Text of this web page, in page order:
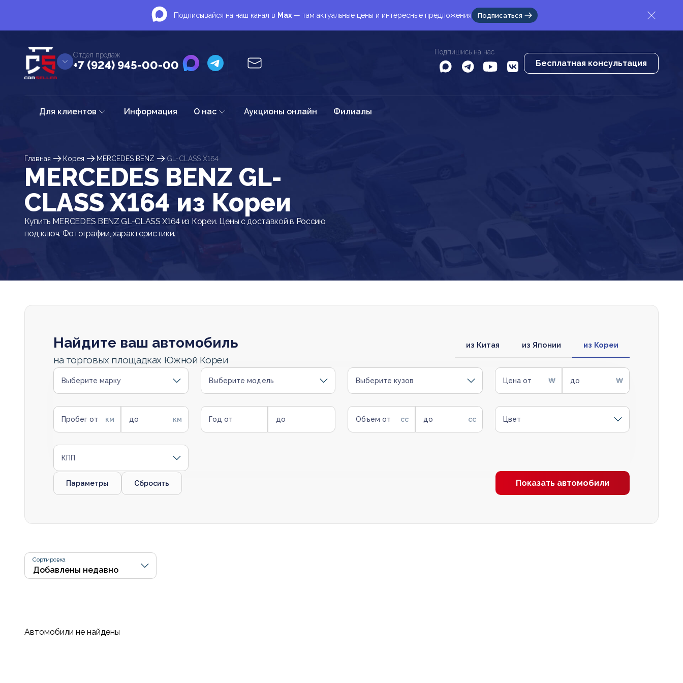
Подписывайся на наш канал в Max — там актуальные цены и интересные предложения Подписаться
Отдел продаж
+7 (924) 945-00-00
Подпишись на нас
Бесплатная консультация
Для клиентов Информация О нас Аукционы онлайн Филиалы
Главная Корея MERCEDES BENZ GL-CLASS X164
MERCEDES BENZ GL-
CLASS X164 из Кореи
Купить MERCEDES BENZ GL-CLASS X164 из Кореи. Цены с доставкой в Россию
под ключ. Фотографии, характеристики.
Найдите ваш автомобиль
на торговых площадках Южной Кореи
из Китая из Японии из Кореи
Выберите марку Выберите модель Выберите кузов Цена от до
Пробег от до Год от до Объем от до Цвет
КПП
Параметры Сбросить Показать автомобили
Сортировка
Автомобили не найдены